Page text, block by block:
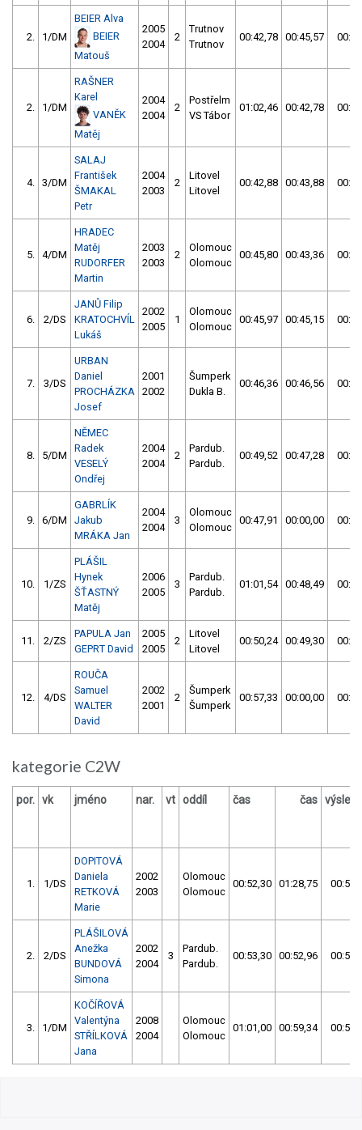
2. 1/DM
BEIER Alva
BEIER
Matouš
2005
2004
2
Trutnov
Trutnov
00:42,78 00:45,57
2. 1/DM
RAŠNER
Karel
VANĚK
Matěj
2004
2004
2
Postřelm
VS Tábor
01:02,46 00:42,78
4. 3/DM
SALAJ
František
ŠMAKAL
Petr
2004
2003
2
Litovel
Litovel
00:42,88 00:43,88
5. 4/DM
HRADEC
Matěj
RUDORFER
Martin
2003
2003
2
Olomouc
Olomouc
00:45,80 00:43,36
6. 2/DS
JANŮ Filip
KRATOCHVÍL
Lukáš
2002
2005
1
Olomouc
Olomouc
00:45,97 00:45,15
7. 3/DS
URBAN
Daniel
PROCHÁZKA
Josef
2001
2002
Šumperk
Dukla B.
00:46,36 00:46,56
8. 5/DM
NĚMEC
Radek
VESELÝ
Ondřej
2004
2004
2
Pardub.
Pardub.
00:49,52 00:47,28
9. 6/DM
GABRLÍK
Jakub
MRÁKA Jan
2004
2004
3
Olomouc
Olomouc
00:47,91 00:00,00
10. 1/ZS
PLÁŠIL
Hynek
ŠŤASTNÝ
Matěj
2006
2005
3
Pardub.
Pardub.
01:01,54 00:48,49
11. 2/ZS
PAPULA Jan
GEPRT David
2005
2005
2
Litovel
Litovel
00:50,24 00:49,30
12. 4/DS
ROUČA
Samuel
WALTER
David
2002
2001
2
Šumperk
Šumperk
00:57,33 00:00,00
kategorie C2W
por. vk jméno nar. vt oddíl čas čas
1. 1/DS
DOPITOVÁ
Daniela
RETKOVÁ
Marie
2002
2003
Olomouc
Olomouc
00:52,30 01:28,75
2. 2/DS
PLÁŠILOVÁ
Anežka
BUNDOVÁ
Simona
2002
2004
3
Pardub.
Pardub.
00:53,30 00:52,96
3. 1/DM
KOČÍŘOVÁ
Valentýna
STŘÍLKOVÁ
Jana
2008
2004
Olomouc
Olomouc
01:01,00 00:59,34